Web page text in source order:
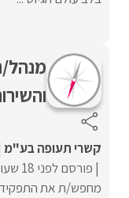
מנהל/
קשרי תעופה בע"מ
פורסם לפני 18 שעות
מחפש/ת את התפקיד